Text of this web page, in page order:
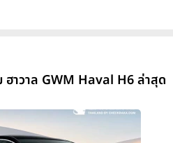
ฮาวาล GWM Haval H6 ล่าสุด